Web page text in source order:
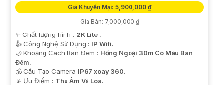
Giá Khuyến Mại: 5,900,000 ₫
Giá Bán: 7,000,000 ₫
✨ Chất lượng hình : 2K Lite .
👍 Công Nghệ Sử Dụng : IP Wifi.
🌙 Khoảng Cách Ban Đêm : Hồng Ngoại 30m Có Màu Ban
Ðêm.
🕉️ Cấu Tạo Camera IP67 xoay 360.
️📡 Ưu Điểm : Thu Âm Và Loa.